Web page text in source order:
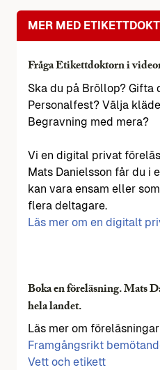
MER MED
Fråga Etikettdoktorn i
Ska du på Bröllop? Gifta
Personalfest? Välja
Begravning med mera?
Vi en digital privat
Mats Danielsson får du i
kan vara ensam eller
flera deltagare.
Läs mer om en digitalt
Boka en föreläsning. Mats
hela landet.
Läs mer om
Framgångsrikt
Vett och etikett